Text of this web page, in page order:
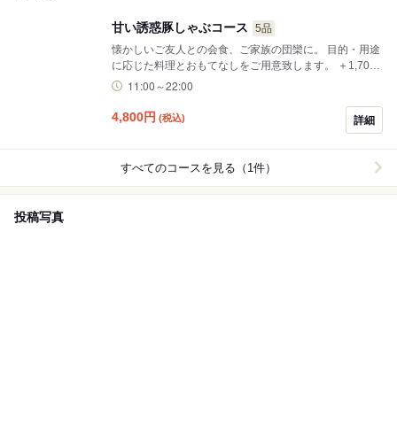
甘い誘惑豚しゃぶコース
5品
懐かしいご友人との会食、ご家族の団欒に。 目的・用途
に応じた料理とおもてなしをご用意致します。 ＋1,700
円(税込)で飲み放題の追加が可能です。
11:00～22:00
4,800円 (税込) 詳細
すべてのコースを見る（1件）
投稿写真